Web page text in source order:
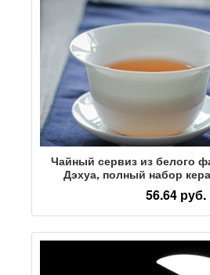
Чайный сервиз из белого
Дэхуа, полный набор
простой чайник, чашка для
встреча
56.64 руб.